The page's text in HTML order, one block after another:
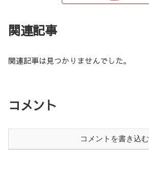
関連記事
関連記事は見つかりませんでした。
コメント
コメントを書き込む